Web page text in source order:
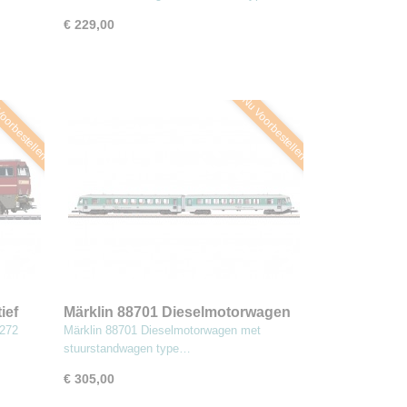
€ 229,00
Nu Voorbestellen
Märklin 88701 Dieselmotorwagen
met stuurstandwagen type
628.2/928.2 (Z)
Märklin 88701 Dieselmotorwagen met
stuurstandwagen type…
€ 305,00